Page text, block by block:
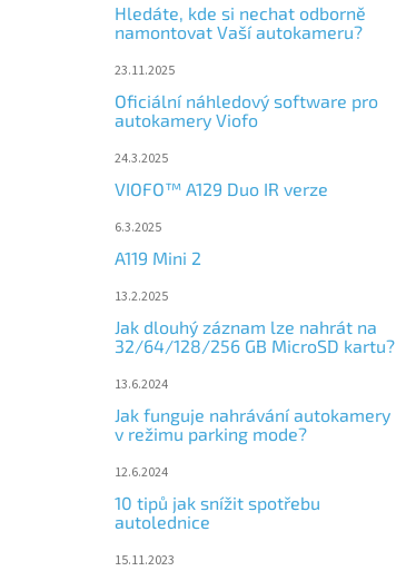
Hledáte, kde si nechat odborně
namontovat Vaší autokameru?
23.11.2025
Oficiální náhledový software pro
autokamery Viofo
24.3.2025
VIOFO™ A129 Duo IR verze
6.3.2025
A119 Mini 2
13.2.2025
Jak dlouhý záznam lze nahrát na
32/64/128/256 GB MicroSD kartu?
13.6.2024
Jak funguje nahrávání autokamery
v režimu parking mode?
12.6.2024
10 tipů jak snížit spotřebu
autolednice
15.11.2023